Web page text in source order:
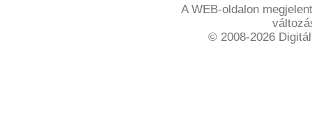
A WEB-oldalon
© 2008-2026